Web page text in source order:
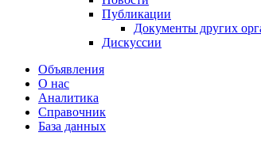
Публикации
Документы других
Дискуссии
Объявления
О нас
Аналитика
Справочник
База данных